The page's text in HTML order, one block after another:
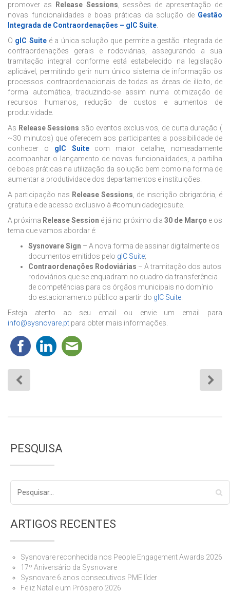
promover as
Release Sessions, sessões de apresentação de
novas funcionalidades e boas práticas da solução de Gestão
Integrada de Contraordenações – gIC Suite.
O gIC Suiteé a única solução que permite a gestão integrada de
contraordenações gerais e rodoviárias, assegurando a sua
tramitação integral conforme está estabelecido na legislação
aplicável, permitindo gerir num único sistema de informação os
processos contraordenacionais de todas as áreas de ilícito, de
forma automática, traduzindo-se assim numa otimização de
recursos humanos, redução de custos e aumentos de
produtividade.
As Release Sessions são eventos exclusivos, de curta duração (
~30 minutos) que oferecem aos participantes a possibilidade de
conhecer o gIC Suitecom maior detalhe, nomeadamente
acompanhar o lançamento de novas funcionalidades, a partilha
de boas práticas na utilização da solução bem como na forma de
aumentar a produtividade dos departamentos e instituições.
A participação nas Release Sessions, de inscrição obrigatória, é
gratuita e de acesso exclusivo à #comunidadegicsuite.
A próxima Release Session é já no próximo dia 30 de Março e os
tema que vamos abordar é:
Sysnovare Sign – A nova forma de assinar digitalmente os
documentos emitidos pelo gIC Suite;
Contraordenações Rodoviárias – A tramitação dos autos
rodoviários que se enquadram no quadro da transferência
de competências para os órgãos municipais no domínio
do estacionamento público a partir do gIC Suite.
Esteja atento ao seu email ou envie um email para
info@sysnovare.pt para obter mais informações.
PESQUISA
ARTIGOS RECENTES
Sysnovare reconhecida nos People Engagement Awards 2026
17º Aniversário da Sysnovare
Sysnovare 6 anos consecutivos PME líder
Feliz Natal e um Próspero 2026